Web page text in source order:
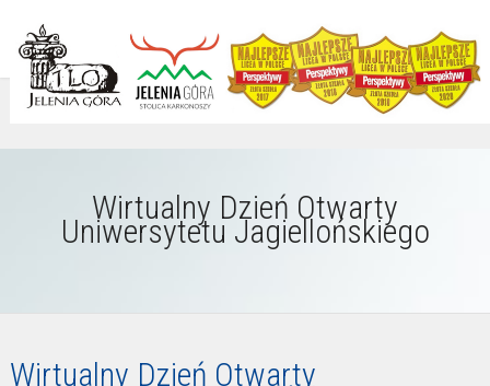
Wirtualny Dzień Otwarty
Uniwersytetu Jagiellońskiego
Wirtualny Dzień Otwarty